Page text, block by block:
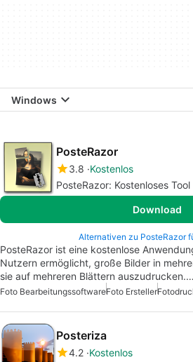
Windows
PosteRazor
3.8 Kostenlos
PosteRazor: Kostenloses
Download
Alternativen zu PosteRazor
PosteRazor ist eine kostenlose
Nutzern ermöglicht, große Bilder in
sie auf mehreren Blättern auszudrucken.…
Foto BearbeitungssoftwareFoto Ersteller
Posteriza
4.2 Kostenlos